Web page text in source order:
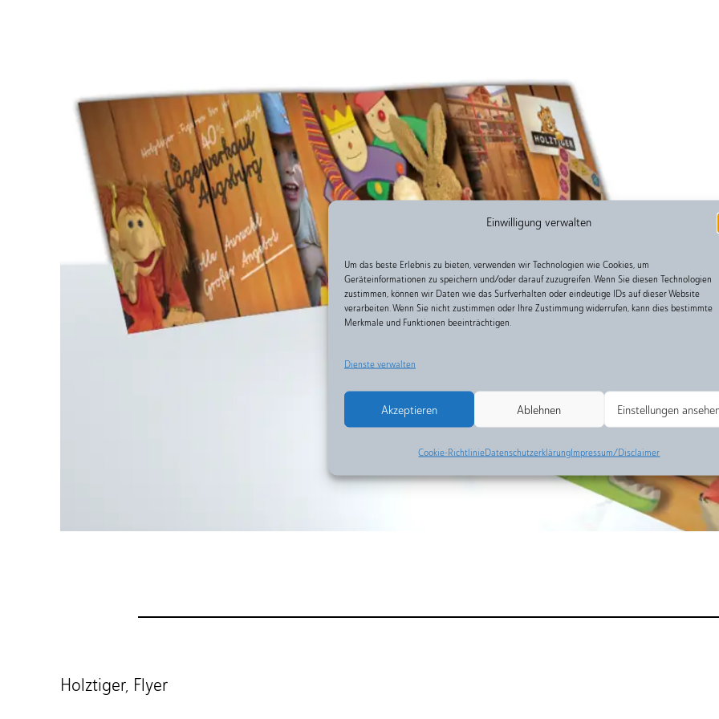
Einwilligung verwalten
Um das beste Erlebnis zu bieten, verwenden wir Technologien wie Cookies, um
Geräteinformationen zu speichern und/oder darauf zuzugreifen. Wenn Sie diesen Technologien
zustimmen, können wir Daten wie das Surfverhalten oder eindeutige IDs auf dieser Website
verarbeiten. Wenn Sie nicht zustimmen oder Ihre Zustimmung widerrufen, kann dies bestimmte
Merkmale und Funktionen beeinträchtigen.
Dienste verwalten
Akzeptieren Ablehnen Einstellungen
Cookie-RichtlinieDatenschutzerklärungImpressum/Disclaimer
Holztiger, Flyer